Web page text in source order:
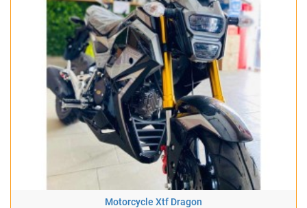
Motorcycle Xtf Dragon